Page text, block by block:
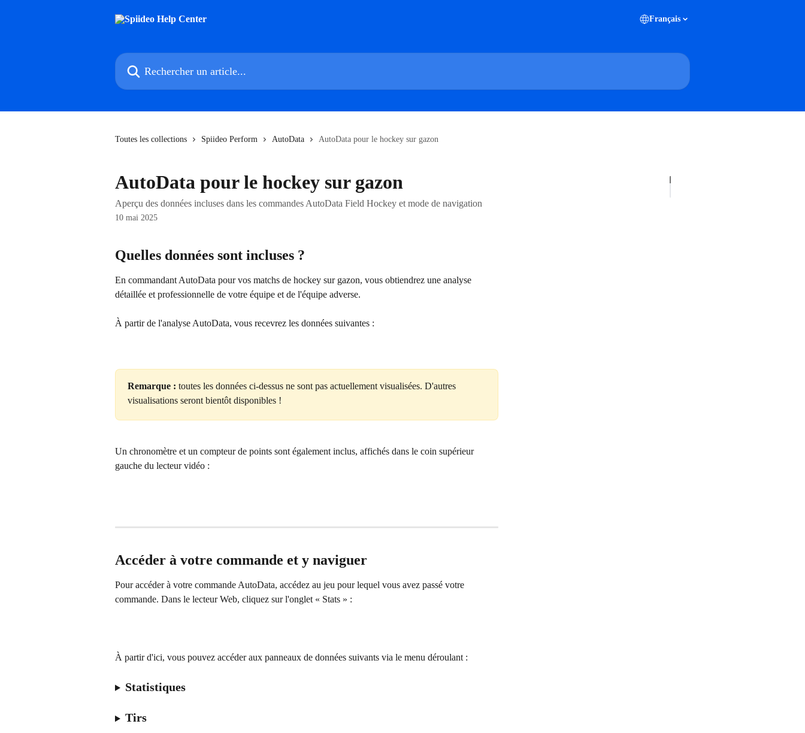
Français
Rechercher un article...
Toutes les collections Spiideo Perform AutoData AutoData pour le hockey sur gazon
AutoData pour le hockey sur gazon
Aperçu des données incluses dans les commandes AutoData Field Hockey et mode de navigation
10 mai 2025
Quelles données sont incluses ?
En commandant AutoData pour vos matchs de hockey sur gazon, vous obtiendrez une analyse
détaillée et professionnelle de votre équipe et de l'équipe adverse.
À partir de l'analyse AutoData, vous recevrez les données suivantes :
Remarque : toutes les données ci-dessus ne sont pas actuellement visualisées. D'autres
visualisations seront bientôt disponibles !
Un chronomètre et un compteur de points sont également inclus, affichés dans le coin supérieur
gauche du lecteur vidéo :
Accéder à votre commande et y naviguer
Pour accéder à votre commande AutoData, accédez au jeu pour lequel vous avez passé votre
commande. Dans le lecteur Web, cliquez sur l'onglet « Stats » :
À partir d'ici, vous pouvez accéder aux panneaux de données suivants via le menu déroulant :
Statistiques
Tirs